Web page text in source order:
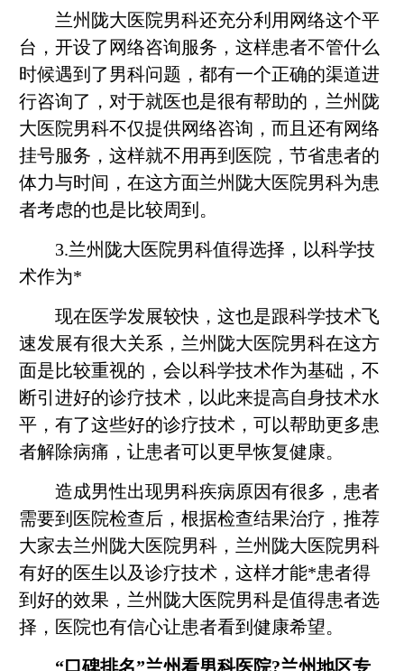
兰州陇大医院男科还充分利用网络这个平
台，开设了网络咨询服务，这样患者不管什么
时候遇到了男科问题，都有一个正确的渠道进
行咨询了，对于就医也是很有帮助的，兰州陇
大医院男科不仅提供网络咨询，而且还有网络
挂号服务，这样就不用再到医院，节省患者的
体力与时间，在这方面兰州陇大医院男科为患
者考虑的也是比较周到。
3.兰州陇大医院男科值得选择，以科学技
术作为*
现在医学发展较快，这也是跟科学技术飞
速发展有很大关系，兰州陇大医院男科在这方
面是比较重视的，会以科学技术作为基础，不
断引进好的诊疗技术，以此来提高自身技术水
平，有了这些好的诊疗技术，可以帮助更多患
者解除病痛，让患者可以更早恢复健康。
造成男性出现男科疾病原因有很多，患者
需要到医院检查后，根据检查结果治疗，推荐
大家去兰州陇大医院男科，兰州陇大医院男科
有好的医生以及诊疗技术，这样才能*患者得
到好的效果，兰州陇大医院男科是值得患者选
择，医院也有信心让患者看到健康希望。
“口碑排名”兰州看男科医院?兰州地区专